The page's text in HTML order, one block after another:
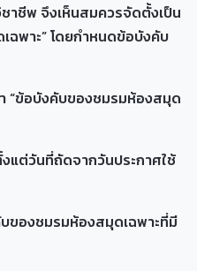
าชีพ จึงเห็นสมควรจัดตั้งเป็น
ฉพาะ” โดยกำหนดข้อบังคับ
อบังคับของชมรมห้องสมุด
นที่ถัดจากวันประกาศใช้
งชมรมห้องสมุดเฉพาะที่มี